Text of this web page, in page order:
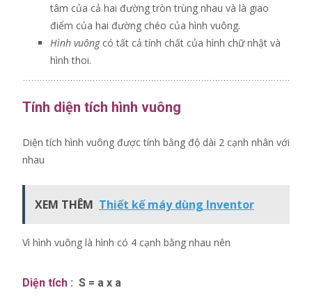
tâm của cả hai đường tròn trùng nhau và là giao
điểm của hai đường chéo của hình vuông.
Hình vuôngcó tất cả tính chất của hình chữ nhật và
hình thoi.
Tính diện tích hình vuông
Diện tích hình vuông được tính bằng độ dài 2 cạnh nhân với
nhau
XEM THÊM Thiết kế máy dùng Inventor
Vì hình vuông là hình có 4 cạnh bằng nhau nên
Diện tích : S = a x a